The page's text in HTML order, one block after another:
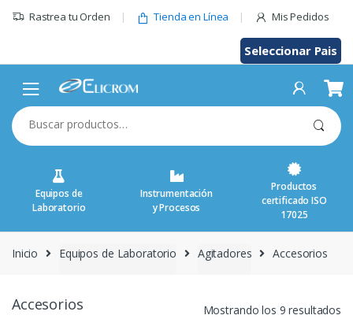
Rastrea tu Orden Tienda en Línea Mis Pedidos
Seleccionar Pais
Buscar
por:
Equipos de
Laboratorio
Instrumentación
y Procesos
Productos
certificado ISO
17025
Inicio Equipos de Laboratorio Agitadores Accesorios
Accesorios Mostrando los 9 resultados